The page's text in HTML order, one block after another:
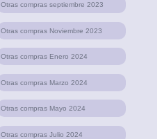
Otras compras septiembre 2023
Otras compras Noviembre 2023
Otras compras Enero 2024
Otras compras Marzo 2024
Otras compras Mayo 2024
Otras compras Julio 2024